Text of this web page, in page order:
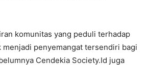
komunitas yang peduli terhadap
menjadi penyemangat tersendiri bagi
Cendekia Society.Id juga